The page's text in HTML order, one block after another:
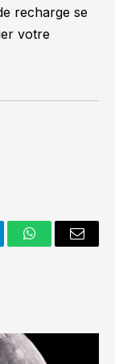
recharge se
votre
WhatsAppEmail